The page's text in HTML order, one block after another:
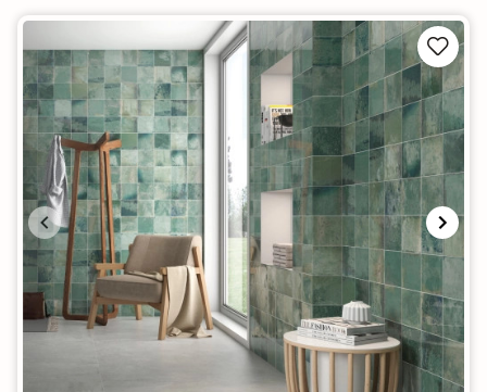

